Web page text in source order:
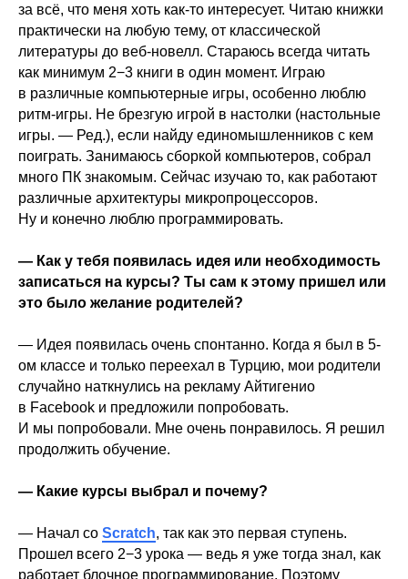
за всё, что меня хоть как-то интересует. Читаю книжки
практически на любую тему, от классической
литературы до веб-новелл. Стараюсь всегда читать
как минимум 2−3 книги в один момент. Играю
в различные компьютерные игры, особенно люблю
ритм-игры. Не брезгую игрой в настолки (настольные
игры. — Ред.), если найду единомышленников с кем
поиграть. Занимаюсь сборкой компьютеров, собрал
много ПК знакомым. Сейчас изучаю то, как работают
различные архитектуры микропроцессоров.
Ну и конечно люблю программировать.
— Как у тебя появилась идея или необходимость
записаться на курсы? Ты сам к этому пришел или
это было желание родителей?
— Идея появилась очень спонтанно. Когда я был в 5-
ом классе и только переехал в Турцию, мои родители
случайно наткнулись на рекламу Айтигенио
в Facebook и предложили попробовать.
И мы попробовали. Мне очень понравилось. Я решил
продолжить обучение.
— Какие курсы выбрал и почему?
— Начал со Scratch, так как это первая ступень.
Прошел всего 2−3 урока — ведь я уже тогда знал, как
работает блочное программирование. Поэтому